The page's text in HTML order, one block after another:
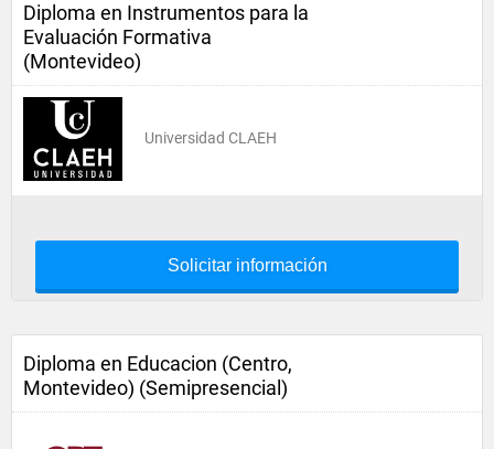
Diploma en Instrumentos para la
Evaluación Formativa
(Montevideo)
Universidad CLAEH
Solicitar información
Diploma en Educacion (Centro,
Montevideo) (Semipresencial)